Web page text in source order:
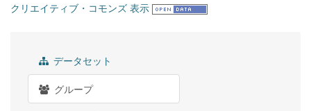
クリエイティブ・コモンズ 表示
データセット
グループ